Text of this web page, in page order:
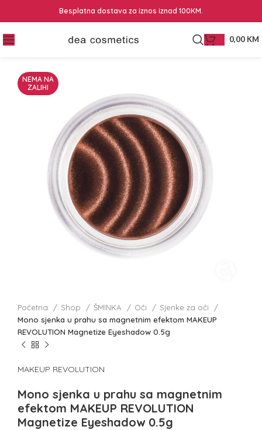
Besplatna dostava za iznos iznad 100KM.
0,00 KM
NEMA NA
ZALIHI
Početna Shop ŠMINKA Oči
Sjenke za oči
Mono sjenka u prahu sa magnetnim efektom MAKEUP
REVOLUTION Magnetize Eyeshadow 0.5g
MAKEUP REVOLUTION
Mono sjenka u prahu sa magnetnim
efektom MAKEUP REVOLUTION
Magnetize Eyeshadow 0.5g